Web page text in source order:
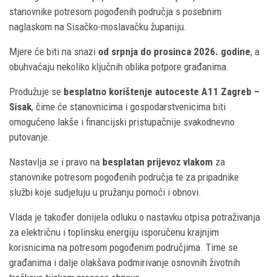
stanovnike potresom pogođenih područja s posebnim
naglaskom na Sisačko-moslavačku županiju.
Mjere će biti na snazi od srpnja do prosinca 2026. godine, a
obuhvaćaju nekoliko ključnih oblika potpore građanima.
Produžuje se besplatno korištenje autoceste A11 Zagreb –
Sisak, čime će stanovnicima i gospodarstvenicima biti
omogućeno lakše i financijski pristupačnije svakodnevno
putovanje.
Nastavlja se i pravo na besplatan prijevoz vlakom za
stanovnike potresom pogođenih područja te za pripadnike
službi koje sudjeluju u pružanju pomoći i obnovi.
Vlada je također donijela odluku o nastavku otpisa potraživanja
za električnu i toplinsku energiju isporučenu krajnjim
korisnicima na potresom pogođenim područjima. Time se
građanima i dalje olakšava podmirivanje osnovnih životnih